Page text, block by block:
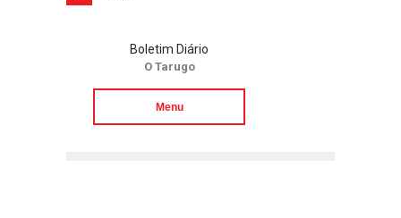
Boletim Diário
O Tarugo
Menu